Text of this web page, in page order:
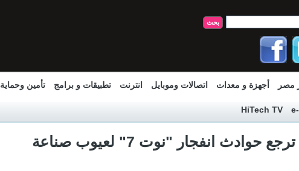
مصر أجهزة و معدات اتصالات وموبايل انترنت تطبيقات و برامج تأمين وحماية
HiTech TV
" سامسونج" ترجع حوادث انفجار "نوت 7" لعيوب صناعة